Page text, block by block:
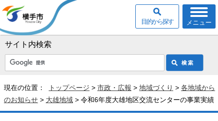
サイト内検索
メニュー
目的から探す
現在の位置： トップページ > 市政・広報 > 地域づくり > 各地域から
のお知らせ > 大雄地域 > 令和6年度大雄地区交流センターの事業実績